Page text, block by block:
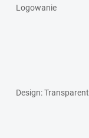
Logowanie
Design: Transparent